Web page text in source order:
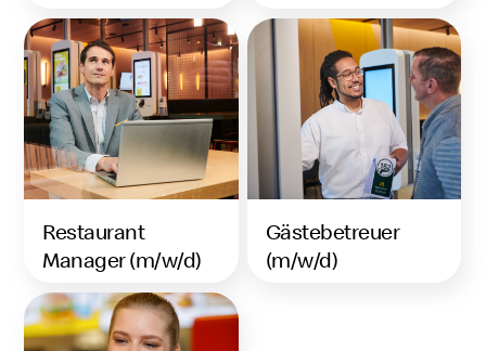
Restaurant
Manager (m/w/d)
Gästebetreuer
(m/w/d)